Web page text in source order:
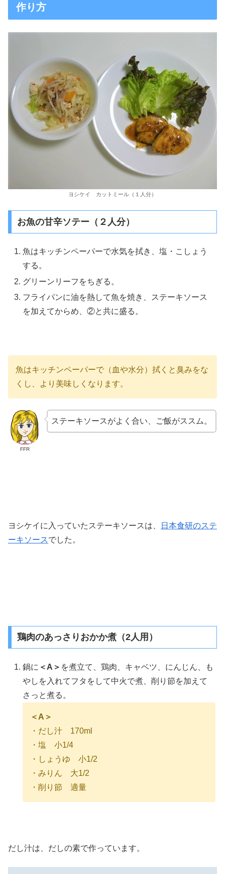
作り方
ヨシケイ カットミール（１人分）
お魚の甘辛ソテー（２人分）
魚はキッチンペーパーで水気を拭き、塩・こしょう
する。
グリーンリーフをちぎる。
フライパンに油を熱して魚を焼き、ステーキソース
を加えてからめ、②と共に盛る。
魚はキッチンペーパーで（血や水分）拭くと臭みをな
くし、より美味しくなります。
FFR
ステーキソースがよく合い、ご飯がススム。
ヨシケイに入っていたステーキソースは、
日本食研のステ
ーキソースでした。
鶏肉のあっさりおかか煮（2人用）
鍋に ＜A＞ を煮立て、鶏肉、キャベツ、にんじん、も
やしを入れてフタをして中火で煮、削り節を加えて
さっと煮る。
＜A＞
・だし汁 170ml
・塩 小1/4
・しょうゆ 小1/2
・みりん 大1/2
・削り節 適量
だし汁は、だしの素で作っています。